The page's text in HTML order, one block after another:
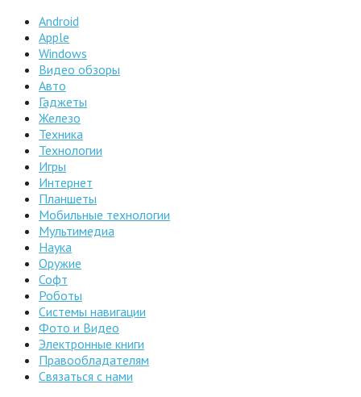
Android
Apple
Windows
Видео обзоры
Авто
Гаджеты
Железо
Техника
Технологии
Игры
Интернет
Планшеты
Мобильные технологии
Мультимедиа
Наука
Оружие
Софт
Роботы
Системы навигации
Фото и Видео
Электронные книги
Правообладателям
Связаться с нами